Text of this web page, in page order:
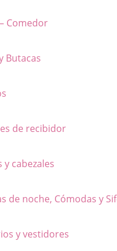
Comedor
Butacas
de recibidor
y cabezales
de noche, Cómodas y
y vestidores